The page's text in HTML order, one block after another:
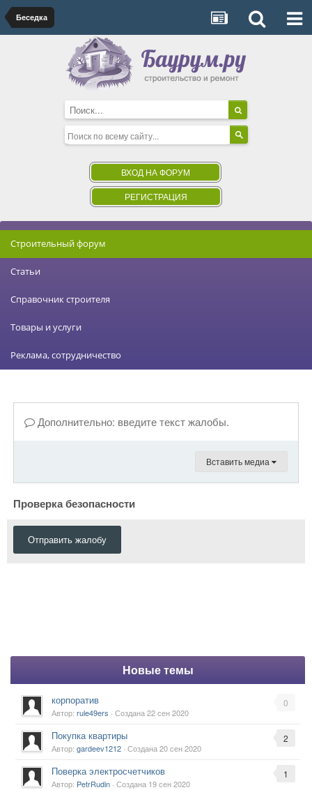
Беседка
ВХОД НА ФОРУМ
РЕГИСТРАЦИЯ
Строительный форум
Статьи
Справочник строителя
Товары и услуги
Реклама, сотрудничество
Дополнительно: введите текст жалобы.
Вставить медиа
Проверка безопасности
Отправить жалобу
Новые темы
0
корпоратив
Автор: rule49ers · Создана22 сен 2020
2
Покупка квартиры
Автор: gardeev1212 · Создана20 сен 2020
1
Поверка электросчетчиков
Автор: PetrRudin · Создана 19 сен 2020